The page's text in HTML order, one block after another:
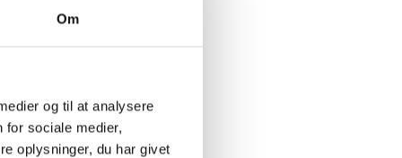
Om
og til at analysere
for sociale medier,
oplysninger, du har givet